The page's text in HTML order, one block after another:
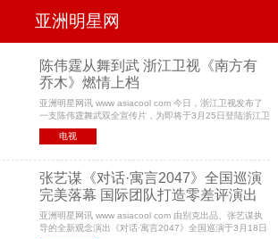
亚洲明星网
电视 综艺
音乐
八卦 华人男明星
韩国男明星 日本男明星
日本女明星
欧美男明星 泰国女明星
陈伟霆从舞到武 浙江卫视《南方有
乔木》燃情上档
亚洲明星网讯 www asiacool com 今日，浙江卫视发布了
一支陈伟霆舞武双全宣传片，为即将于3月25日登陆浙江卫
视中国蓝剧场的轻科大剧《南方有乔木》造势。该剧讲述
了出身世家的高冷宅女南乔邂逅神秘酒吧老板时樾
电视
张艺谋《对话·寓言2047》全国巡演
完美落幕 国际团队打造零差评演出
亚洲明星网讯 www asiacool com 由别克出品、张艺谋执
导的全新观念演出《对话·寓言2047》全国巡演于3月18日